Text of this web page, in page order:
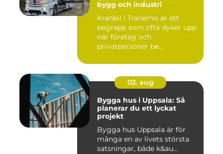
bygg och industri
Kranbil i Tranemo är ett
begrepp som ofta dyker upp
när företag och
privatpersoner be...
02. aug
Bygga hus i Uppsala: Så
planerar du ett lyckat
projekt
Bygga hus Uppsala är för
många en av livets största
satsningar, både k&au...